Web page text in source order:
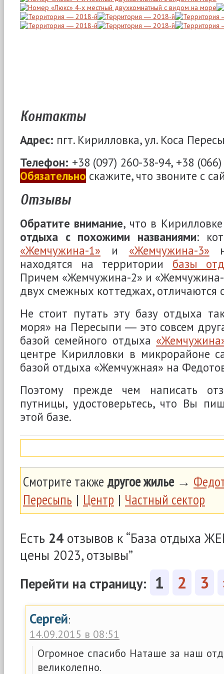
Контакты
Адрес: пгт. Кирилловка, ул. Коса
Телефон: +38 (097) 260-38-94, +38
Обязательно скажите, что звоните с
Отзывы
Обратите внимание, что в
отдыха с похожими названиями:
«Жемчужина-1» и «Жемчужина-3»
находятся на территории базы
Причем «Жемчужина-2» и «Жемчужина-
двух смежных коттеджах, отличаются
Не стоит путать эту базу отдыха
моря» на Пересыпи ― это совсем
базой семейного отдыха
центре Кирилловки в микрорайоне
базой отдыха «Жемчужная» на
Поэтому прежде чем написать
путницы, удостоверьтесь, что Вы
этой базе.
Смотрите также другое жилье→
Пересыпь | Центр | Частный сектор
Есть 24 отзывов к “База отдыха
цены 2023, отзывы”
Перейти на страницу: 1 2 3
Сергей:
14.09.2015 в 08:51
Огромное спасибо Наташе за наш
великолепно.